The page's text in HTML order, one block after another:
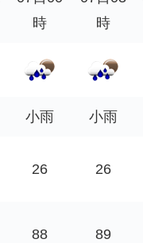
時
時
小雨 小雨
26 26
88 89